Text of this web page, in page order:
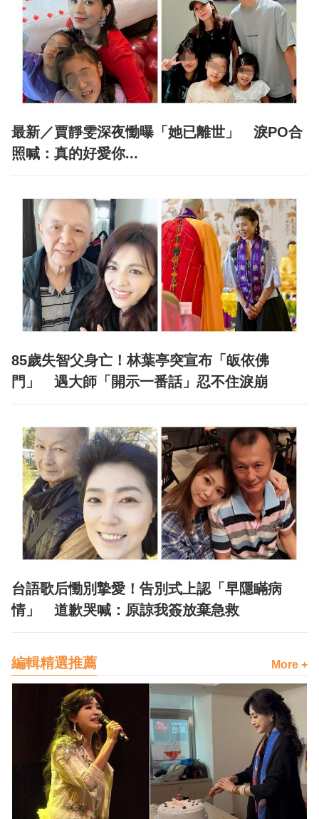
最新／賈靜雯深夜慟曝「她已離世」 淚PO合
照喊：真的好愛你...
85歲失智父身亡！林葉亭突宣布「皈依佛
門」 遇大師「開示一番話」忍不住淚崩
台語歌后慟別摯愛！告別式上認「早隱瞞病
情」 道歉哭喊：原諒我簽放棄急救
編輯精選推薦 More +